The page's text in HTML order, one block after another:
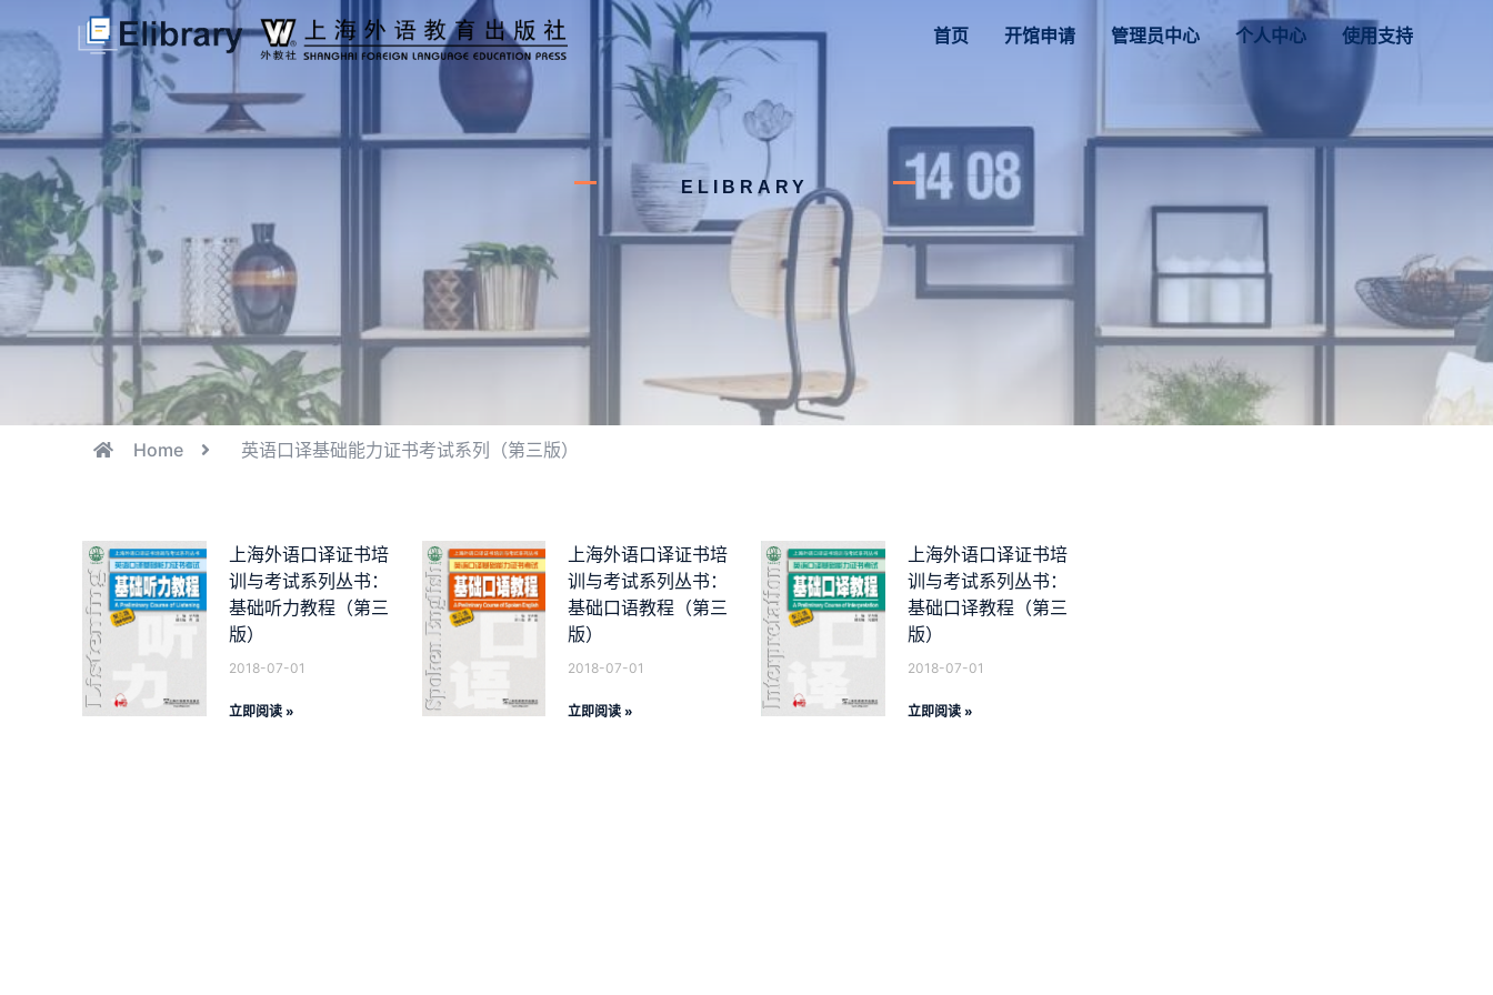
首页 开馆申请 管理员中心 个人中心 使用支持
ELIBRARY
Home 英语口译基础能力证书考试系列（第三版）
上海外语口译证书培
训与考试系列丛书：
基础听力教程（第三
版）
2018-07-01
立即阅读 »
上海外语口译证书培
训与考试系列丛书：
基础口语教程（第三
版）
2018-07-01
立即阅读 »
上海外语口译证书培
训与考试系列丛书：
基础口译教程（第三
版）
2018-07-01
立即阅读 »